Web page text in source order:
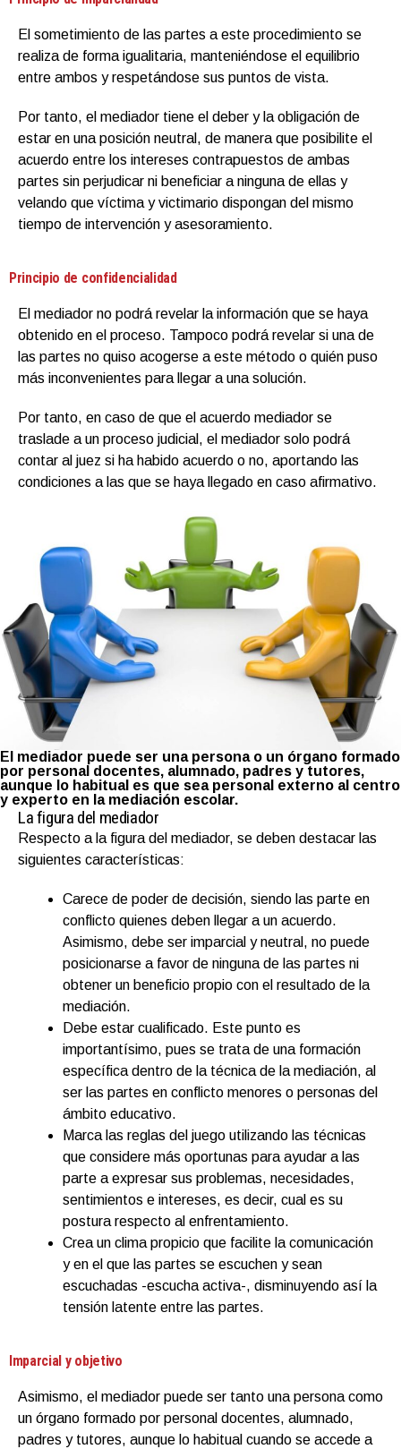
El sometimiento de las partes a este procedimiento se
realiza de forma igualitaria, manteniéndose el equilibrio
entre ambos y respetándose sus puntos de vista.
Por tanto, el mediador tiene el deber y la obligación de
estar en una posición neutral, de manera que posibilite el
acuerdo entre los intereses contrapuestos de ambas
partes sin perjudicar ni beneficiar a ninguna de ellas y
velando que víctima y victimario dispongan del mismo
tiempo de intervención y asesoramiento.
Principio de confidencialidad
El mediador no podrá revelar la información que se haya
obtenido en el proceso. Tampoco podrá revelar si una de
las partes no quiso acogerse a este método o quién puso
más inconvenientes para llegar a una solución.
Por tanto, en caso de que el acuerdo mediador se
traslade a un proceso judicial, el mediador solo podrá
contar al juez si ha habido acuerdo o no, aportando las
condiciones a las que se haya llegado en caso afirmativo.
El mediador puede ser una persona o un órgano formado
por personal docentes, alumnado, padres y tutores,
aunque lo habitual es que sea personal externo al centro
y experto en la mediación escolar.
La figura del mediador
Respecto a la figura del mediador, se deben destacar las
siguientes características:
Carece de poder de decisión, siendo las parte en
conflicto quienes deben llegar a un acuerdo.
Asimismo, debe ser imparcial y neutral, no puede
posicionarse a favor de ninguna de las partes ni
obtener un beneficio propio con el resultado de la
mediación.
Debe estar cualificado. Este punto es
importantísimo, pues se trata de una formación
específica dentro de la técnica de la mediación, al
ser las partes en conflicto menores o personas del
ámbito educativo.
Marca las reglas del juego utilizando las técnicas
que considere más oportunas para ayudar a las
parte a expresar sus problemas, necesidades,
sentimientos e intereses, es decir, cual es su
postura respecto al enfrentamiento.
Crea un clima propicio que facilite la comunicación
y en el que las partes se escuchen y sean
escuchadas -escucha activa-, disminuyendo así la
tensión latente entre las partes.
Imparcial y objetivo
Asimismo, el mediador puede ser tanto una persona como
un órgano formado por personal docentes, alumnado,
padres y tutores, aunque lo habitual cuando se accede a